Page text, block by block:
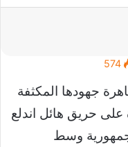
574
جهودها المكثفة
على حريق هائل اندلع
وسط